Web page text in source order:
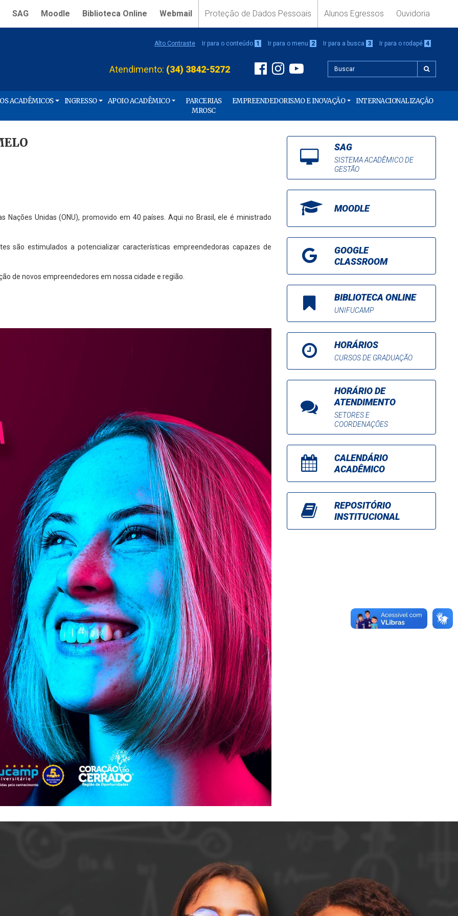
SAG Moodle Biblioteca Online Webmail Proteção de Dados Pessoais Alunos Egressos Ouvidoria
Alto Contraste Ir para o conteúdo 1 Ir para o menu 2 Ir para a busca 3 Ir para o rodapé 4
Atendimento: (34) 3842-5272
ACADÊMICOS INGRESSO APOIO ACADÊMICO
PARCERIAS
MROSC
EMPREENDEDORISMO E INOVAÇÃO INTERNACIONALIZAÇÃO
Nações Unidas (ONU), promovido em 40 países. Aqui no Brasil, ele é ministrado
são estimulados a potencializar características empreendedoras capazes de
de novos empreendedores em nossa cidade e região.
SAG
SISTEMA ACADÊMICO DE
GESTÃO
MOODLE
GOOGLE
CLASSROOM
BIBLIOTECA ONLINE
UNIFUCAMP
HORÁRIOS
CURSOS DE GRADUAÇÃO
HORÁRIO DE
ATENDIMENTO
SETORES E
COORDENAÇÕES
CALENDÁRIO
ACADÊMICO
REPOSITÓRIO
INSTITUCIONAL